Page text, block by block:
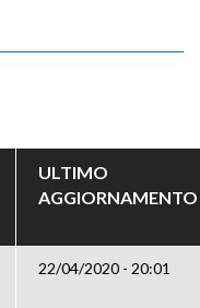
ULTIMO
AGGIORNAMENTO
22/04/2020 - 20:01